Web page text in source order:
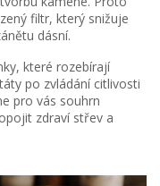
filtr, který snižuje
dásní.
které rozebírají
po zvládání citlivosti
pro vás souhrn
zdraví střev a